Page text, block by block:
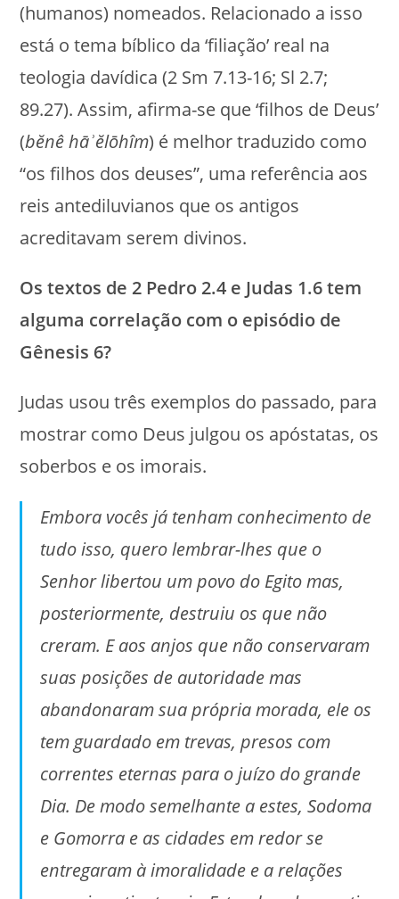
(humanos) nomeados. Relacionado a isso
está o tema bíblico da ‘filiação’ real na
teologia davídica (2 Sm 7.13-16; Sl 2.7;
89.27). Assim, afirma-se que ‘filhos de Deus’
(bĕnê hāʾĕlōhîm) é melhor traduzido como
“os filhos dos deuses”, uma referência aos
reis antediluvianos que os antigos
acreditavam serem divinos.
Os textos de 2 Pedro 2.4 e Judas 1.6 tem
alguma correlação com o episódio de
Gênesis 6?
Judas usou três exemplos do passado, para
mostrar como Deus julgou os apóstatas, os
soberbos e os imorais.
Embora vocês já tenham conhecimento de
tudo isso, quero lembrar-lhes que o
Senhor libertou um povo do Egito mas,
posteriormente, destruiu os que não
creram. E aos anjos que não conservaram
suas posições de autoridade mas
abandonaram sua própria morada, ele os
tem guardado em trevas, presos com
correntes eternas para o juízo do grande
Dia. De modo semelhante a estes, Sodoma
e Gomorra e as cidades em redor se
entregaram à imoralidade e a relações